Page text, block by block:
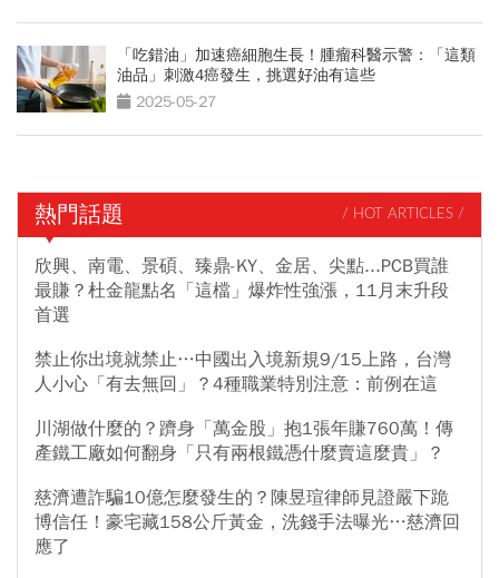
「吃錯油」加速癌細胞生長！腫瘤科醫示警：「這類
油品」刺激4癌發生，挑選好油有這些
2025-05-27
熱門話題 / HOT ARTICLES /
欣興、南電、景碩、臻鼎-KY、金居、尖點...PCB買誰
最賺？杜金龍點名「這檔」爆炸性強漲，11月末升段
首選
禁止你出境就禁止…中國出入境新規9/15上路，台灣
人小心「有去無回」？4種職業特別注意：前例在這
川湖做什麼的？躋身「萬金股」抱1張年賺760萬！傳
產鐵工廠如何翻身「只有兩根鐵憑什麼賣這麼貴」？
慈濟遭詐騙10億怎麼發生的？陳昱瑄律師見證嚴下跪
博信任！豪宅藏158公斤黃金，洗錢手法曝光…慈濟回
應了